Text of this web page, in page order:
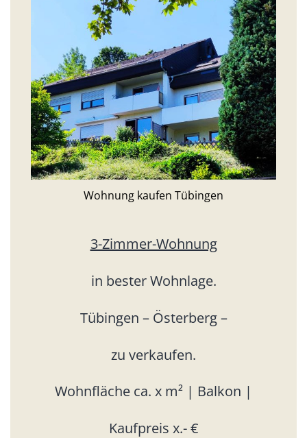
Wohnung kaufen Tübingen
3-Zimmer-Wohnung
in bester Wohnlage.
Tübingen – Österberg –
zu verkaufen.
Wohnfläche ca. x m² | Balkon |
Kaufpreis x.- €